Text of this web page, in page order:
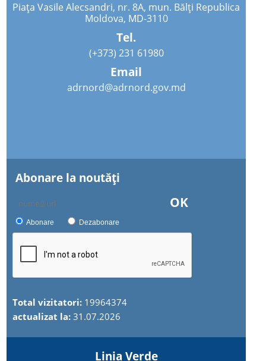
Piața Vasile Alecsandri, nr. 8A, mun. Bălți Republica
Moldova, MD-3110
Tel.
(+373) 231 61980
Email
adrnord@adrnord.gov.md
Abonare la noutăţi
OK
Abonare Dezabonare
Total vizitatori: 19964374
actualizat la:31.07.2026
Linia Verde